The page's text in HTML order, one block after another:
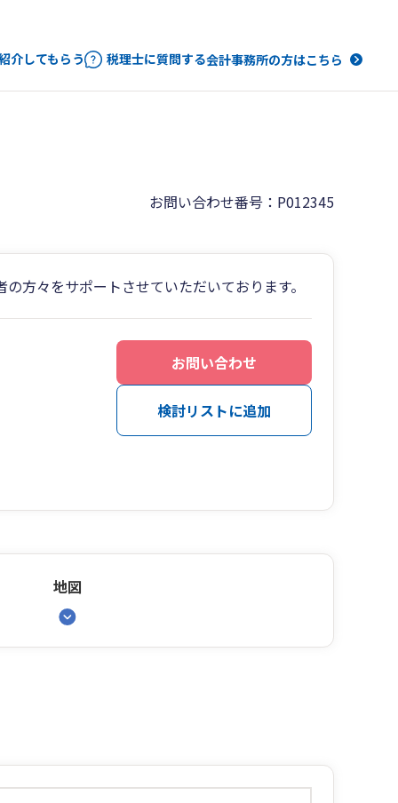
介してもらう 税理士に質問する会計事務所の方はこちら
お問い合わせ番号：P012345
方々をサポートさせていただいております。
お問い合わせ
検討リストに追加
地図